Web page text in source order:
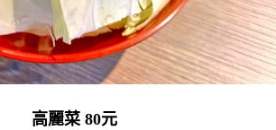
高麗菜 80元